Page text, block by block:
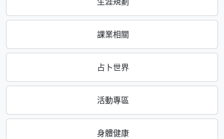
課業相關
占卜世界
活動專區
身體健康